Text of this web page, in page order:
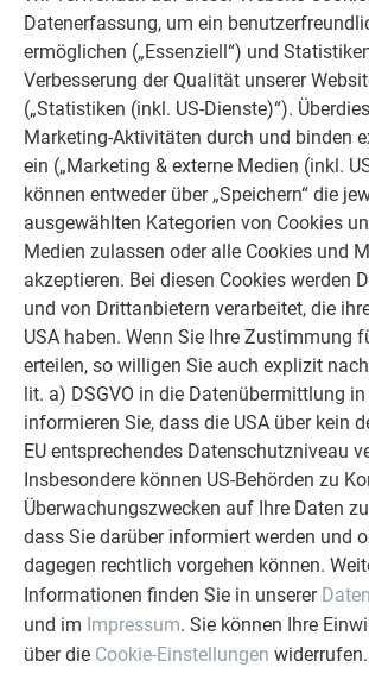
Datenerfassung, um ein
ermöglichen („Essenziell“) und
Verbesserung der Qualität unserer
(„Statistiken (inkl. US-Dienste)“).
Marketing-Aktivitäten durch und binden
ein („Marketing & externe Medien (inkl.
können entweder über „Speichern“ die
ausgewählten Kategorien von Cookies
Medien zulassen oder alle Cookies und
akzeptieren. Bei diesen Cookies werden
und von Drittanbietern verarbeitet, die
USA haben. Wenn Sie Ihre Zustimmung
erteilen, so willigen Sie auch explizit
lit. a) DSGVO in die Datenübermittlung in
informieren Sie, dass die USA über kein
EU entsprechendes Datenschutzniveau
Insbesondere können US-Behörden zu
Überwachungszwecken auf Ihre Daten
dass Sie darüber informiert werden und
dagegen rechtlich vorgehen können.
Informationen finden Sie in unserer
und im Impressum. Sie können Ihre
über die Cookie-Einstellungen widerrufen.
Sogar hier verwendete Schibich statt einer
durchgehend PREFA Schindeln. „Wir haben
großem Zusatzaufwand über den Grat
die Pfeiler im dritten Stock wurden trotz
Kleinteiligkeit mit Schindeln verkleidet. Ein
Kunstgriff war die schuppenartige
Schindeln. „Sie garantieren für Dach und
hohen Dichtheitsgrad und präsentieren eine
STAY COOL, WENN´S HEISS
So gelassen wie Planer und Handwerker bei
des Großprojektes können auch die neuen
Der Dachausbau sieht nicht nur cool aus,
ein wohltemperiertes Raumklima zu
heiß hergeht. Das ist nicht zuletzt dem
hochwertigster Materialien wie der PREFA
verdanken. Unter dem gut gedämmtem
Temperaturen auch dann moderat, wenn
Tropenhitze stöhnt. Attraktive Aussichten
Fassade über den Dächern Wiens.